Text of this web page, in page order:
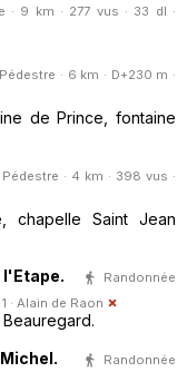
· 9 km · 277 vus · 33 dl ·
· 6 km · D+230 m ·
de Prince, fontaine
· 4 km · 398 vus ·
chapelle Saint Jean
Randonnée
· Alain de Raon
Randonnée